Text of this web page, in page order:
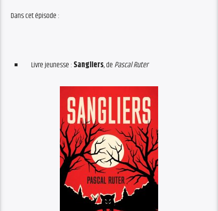
Dans cet épisode :
Livre jeunesse : Sangliers, de Pascal Ruter